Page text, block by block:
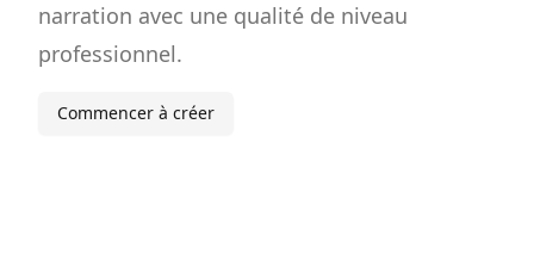
narration avec une qualité de niveau
professionnel.
Commencer à créer